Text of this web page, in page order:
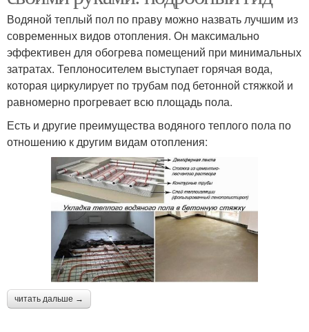
Водяной теплый пол по праву можно назвать лучшим из
современных видов отопления. Он максимально
эффективен для обогрева помещений при минимальных
затратах. Теплоносителем выступает горячая вода,
которая циркулирует по трубам под бетонной стяжкой и
равномерно прогревает всю площадь пола.
Есть и другие преимущества водяного теплого пола по
отношению к другим видам отопления:
читать дальше →